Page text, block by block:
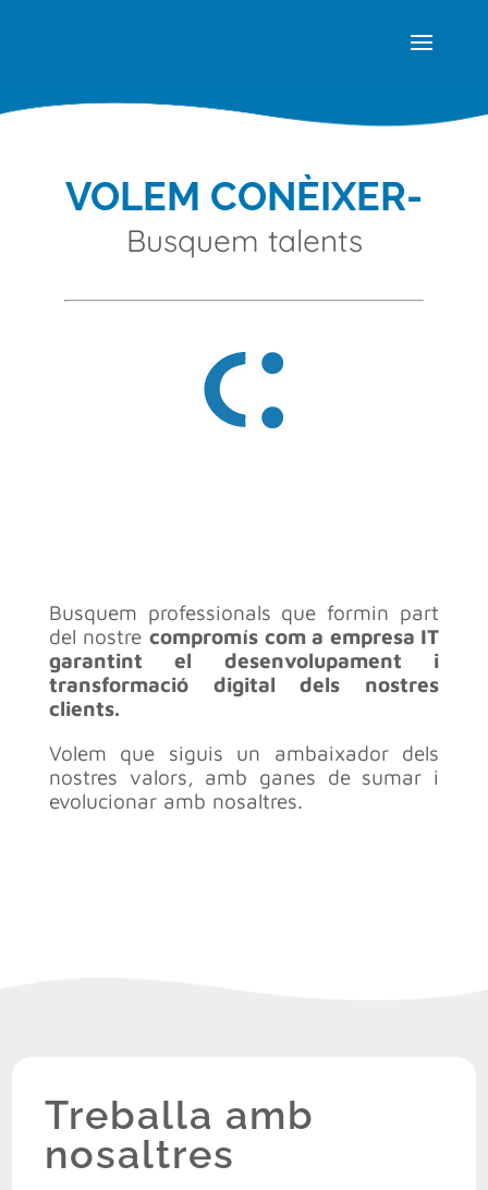
VOLEM CONÈIXER-
Busquem talents
Busquem professionals que formin part
del nostre compromís com a empresa IT
garantint el desenvolupament i
transformació digital dels nostres
clients.
Volem que siguis un ambaixador dels
nostres valors, amb ganes de sumar i
evolucionar amb nosaltres.
Treballa amb
nosaltres